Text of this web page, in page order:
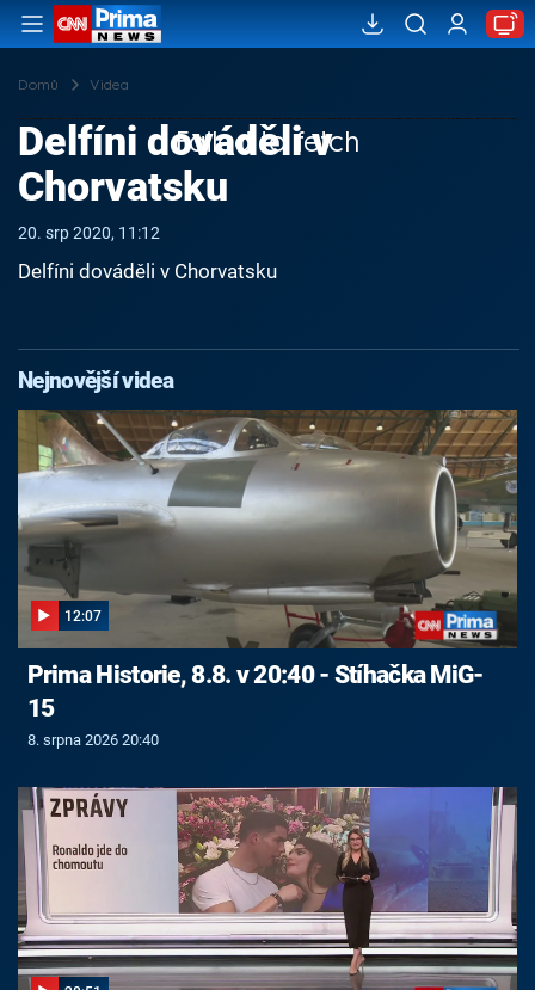
Domů Videa
Failed to fetch
Delfíni dováděli v
Chorvatsku
20. srp 2020, 11:12
Delfíni dováděli v Chorvatsku
Nejnovější videa
12:07
Prima Historie, 8.8. v 20:40 - Stíhačka MiG-
15
8. srpna 2026 20:40